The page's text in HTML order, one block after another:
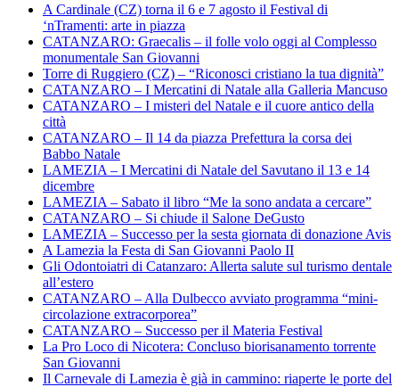
A Cardinale (CZ) torna il 6 e 7 agosto il Festival di
‘nTramenti: arte in piazza
CATANZARO: Graecalis – il folle volo oggi al Complesso
monumentale San Giovanni
Torre di Ruggiero (CZ) – “Riconosci cristiano la tua dignità”
CATANZARO – I Mercatini di Natale alla Galleria Mancuso
CATANZARO – I misteri del Natale e il cuore antico della
città
CATANZARO – Il 14 da piazza Prefettura la corsa dei
Babbo Natale
LAMEZIA – I Mercatini di Natale del Savutano il 13 e 14
dicembre
LAMEZIA – Sabato il libro “Me la sono andata a cercare”
CATANZARO – Si chiude il Salone DeGusto
LAMEZIA – Successo per la sesta giornata di donazione Avis
A Lamezia la Festa di San Giovanni Paolo II
Gli Odontoiatri di Catanzaro: Allerta salute sul turismo dentale
all’estero
CATANZARO – Alla Dulbecco avviato programma “mini-
circolazione extracorporea”
CATANZARO – Successo per il Materia Festival
La Pro Loco di Nicotera: Concluso biorisanamento torrente
San Giovanni
Il Carnevale di Lamezia è già in cammino: riaperte le porte del